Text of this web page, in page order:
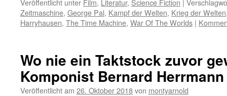
Veröffentlicht unter Film, Literatur, Science Fiction |
Zeitmaschine, George Pal, Kampf der Welten, Krieg der Welten
Harryhausen, The Time Machine, War Of The Worlds |
Wo nie ein Taktstock zuvor
Komponist Bernard Herrmann
Veröffentlicht am 26. Oktober 2018von montyarnold